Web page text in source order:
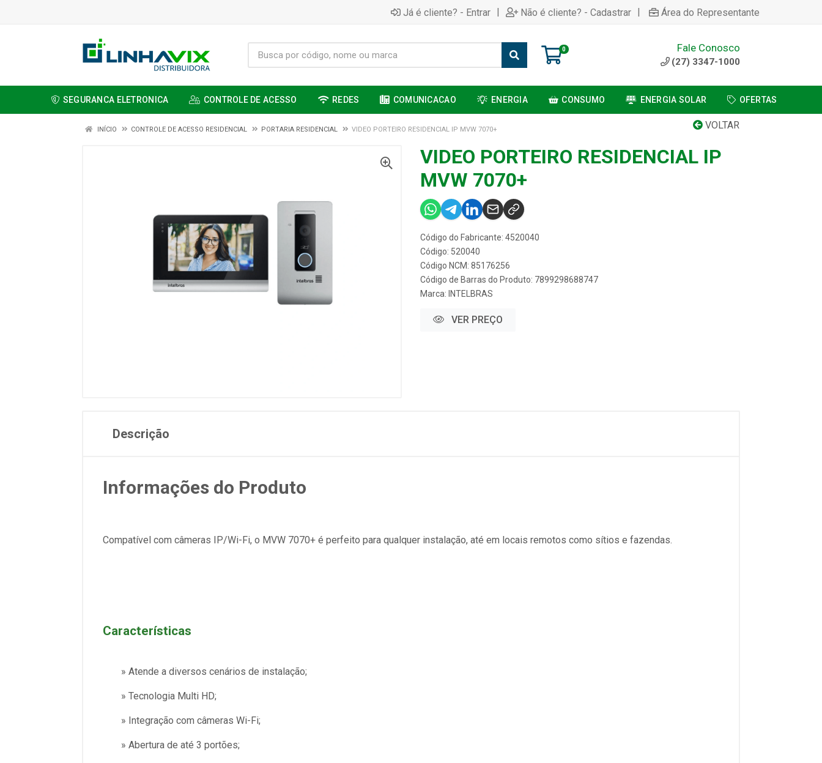
Já é cliente? - Entrar | Não é cliente? - Cadastrar | Área do Representante
0 Fale Conosco
(27) 3347-1000
SEGURANCA ELETRONICA CONTROLE DE ACESSO REDES COMUNICACAO ENERGIA CONSUMO ENERGIA SOLAR OFERTAS
VOLTAR
INÍCIO CONTROLE DE ACESSO RESIDENCIAL PORTARIA RESIDENCIAL VIDEO PORTEIRO RESIDENCIAL IP MVW 7070+
VIDEO PORTEIRO RESIDENCIAL IP
MVW 7070+
Código do Fabricante: 4520040
Código: 520040
Código NCM: 85176256
Código de Barras do Produto: 7899298688747
Marca: INTELBRAS
VER PREÇO
Descrição
Informações do Produto
Compatível com câmeras IP/Wi-Fi, o MVW 7070+ é perfeito para qualquer instalação, até em locais remotos como sítios e fazendas.
Características
» Atende a diversos cenários de instalação;
» Tecnologia Multi HD;
» Integração com câmeras Wi-Fi;
» Abertura de até 3 portões;